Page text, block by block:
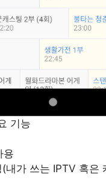
기능
용
내가 쓰는 IPTV 혹은